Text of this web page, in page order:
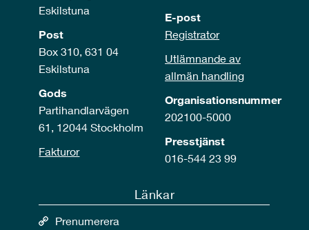
Eskilstuna
Post
Box 310, 631 04
Eskilstuna
Gods
Partihandlarvägen
61, 12044 Stockholm
Fakturor
E-post
Registrator
Utlämnande av
allmän handling
Organisationsnummer
202100-5000
Presstjänst
016-544 23 99
Länkar
Prenumerera